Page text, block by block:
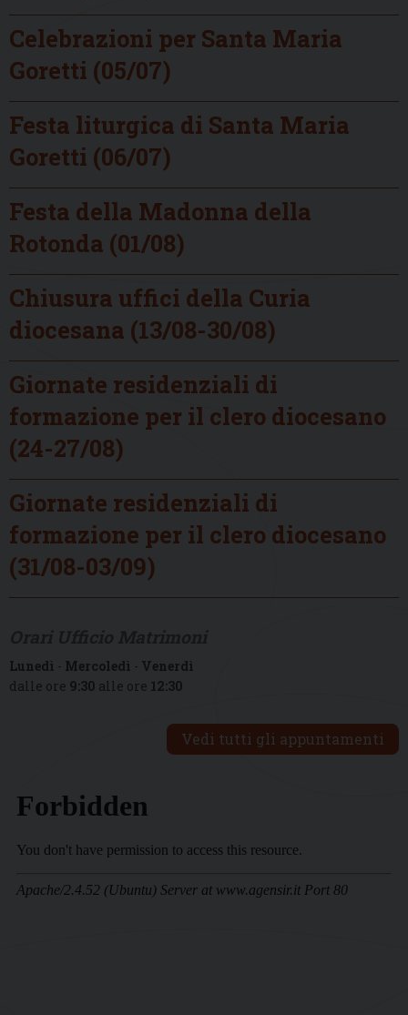
Celebrazioni per Santa Maria
Goretti (05/07)
Festa liturgica di Santa Maria
Goretti (06/07)
Festa della Madonna della
Rotonda (01/08)
Chiusura uffici della Curia
diocesana (13/08-30/08)
Giornate residenziali di
formazione per il clero diocesano
(24-27/08)
Giornate residenziali di
formazione per il clero diocesano
(31/08-03/09)
Lunedì - Mercoledì - Venerdì
dalle ore 9:30 alle ore 12:30
Vedi tutti gli appuntamenti